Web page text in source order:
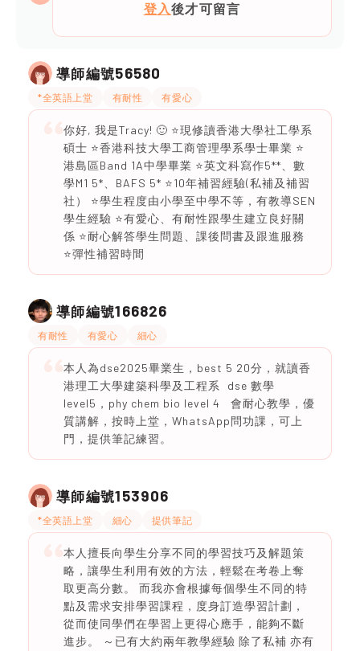
登入後才可留言
導師編號56580
*全英語上堂 有耐性 有愛心
你好, 我是Tracy! 🙂 ⭐️現修讀香港大學社工學系
碩士 ⭐️香港科技大學工商管理學系學士畢業 ⭐️
港島區Band 1A中學畢業 ⭐️英文科寫作5**、數
學M1 5*、BAFS 5* ⭐️10年補習經驗(私補及補習
社） ⭐️學生程度由小學至中學不等，有教導SEN
學生經驗 ⭐️有愛心、有耐性跟學生建立良好關
係 ⭐️耐心解答學生問題、課後問書及跟進服務
⭐️彈性補習時間
導師編號166826
有耐性 有愛心 細心
本人為dse2025畢業生，best 5 20分，就讀香
港理工大學建築科學及工程系 dse 數學
level5，phy chem bio level 4 會耐心教學，優
質講解，按時上堂，WhatsApp問功課，可上
門，提供筆記練習。
導師編號153906
*全英語上堂 細心 提供筆記
本人擅長向學生分享不同的學習技巧及解題策
略，讓學生利用有效的方法，輕鬆在考卷上奪
取更高分數。 而我亦會根據每個學生不同的特
點及需求安排學習課程，度身訂造學習計劃，
從而使同學們在學習上更得心應手，能夠不斷
進步。 ～已有大約兩年教學經驗 除了私補 亦有